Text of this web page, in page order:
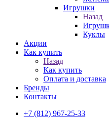
Игрушки
Назад
Куклы
Акции
Как купить
Назад
Как купить
Оплата и доставка
Бренды
Контакты
+7 (812) 967-25-33